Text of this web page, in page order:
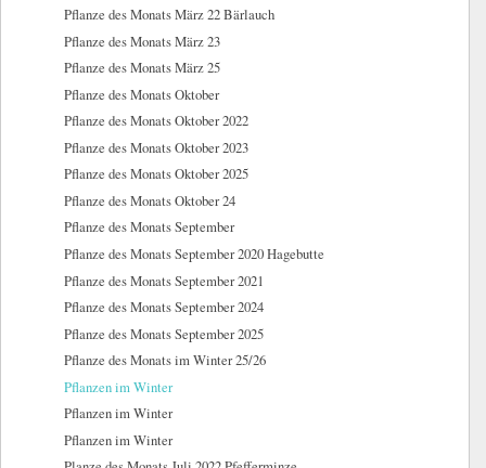
Pflanze des Monats März 22 Bärlauch
Pflanze des Monats März 23
Pflanze des Monats März 25
Pflanze des Monats Oktober
Pflanze des Monats Oktober 2022
Pflanze des Monats Oktober 2023
Pflanze des Monats Oktober 2025
Pflanze des Monats Oktober 24
Pflanze des Monats September
Pflanze des Monats September 2020 Hagebutte
Pflanze des Monats September 2021
Pflanze des Monats September 2024
Pflanze des Monats September 2025
Pflanze des Monats im Winter 25/26
Pflanzen im Winter
Pflanzen im Winter
Pflanzen im Winter